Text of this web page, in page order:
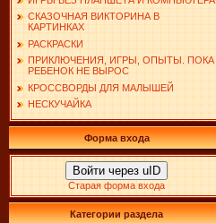
СКАЗОЧНАЯ ВИКТОРИНА В
КАРТИНКАХ
РАСКРАСКИ
ПРИКЛЮЧЕНИЯ, ИГРЫ, ОПЫТЫ. ПОКА
РЕБЕНОК НЕ ВЫРОС
КРОССВОРДЫ ДЛЯ МАЛЫШЕЙ
НЕСКУЧАЙКА
Форма входа
Войти через uID
Старая форма входа
Категории раздела